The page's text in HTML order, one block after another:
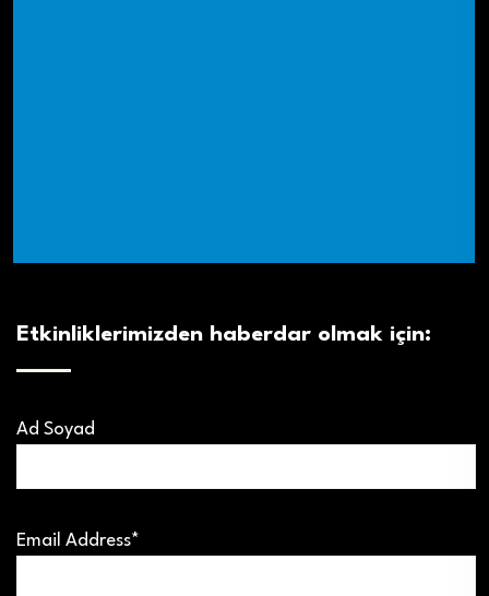
Etkinliklerimizden haberdar olmak için:
Ad Soyad
Email Address*